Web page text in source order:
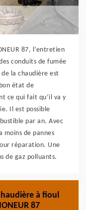
87, l’entretien
conduits de fumée
la chaudière est
état de
ce qui fait qu’il va y
Il est possible
par an. Avec
moins de pannes
réparation. Une
de gaz polluants.
à fioul
87